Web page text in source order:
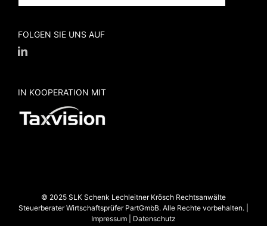
FOLGEN SIE UNS AUF
IN KOOPERATION MIT
© 2025 SLK Schenk Lechleitner Krösch Rechtsanwälte
Steuerberater Wirtschaftsprüfer PartGmbB. Alle Rechte vorbehalten. |
Impressum
Datenschutz